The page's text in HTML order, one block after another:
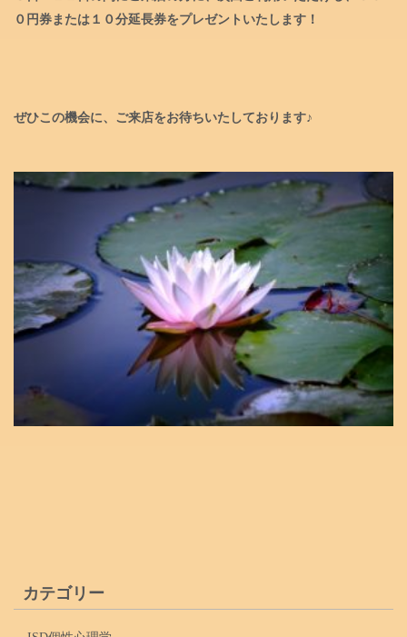
０円券または１０分延長券をプレゼントいたします！
ぜひこの機会に、ご来店をお待ちいたしております♪
カテゴリー